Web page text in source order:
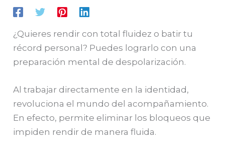
¿Quieres rendir con total fluidez o batir tu
récord personal? Puedes lograrlo con una
preparación mental de despolarización.
Al trabajar directamente en la identidad,
revoluciona el mundo del acompañamiento.
En efecto, permite eliminar los bloqueos que
impiden rendir de manera fluida.